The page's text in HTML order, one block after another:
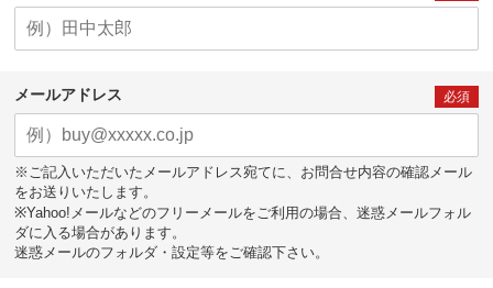
メールアドレス 必須
※ご記入いただいたメールアドレス宛てに、お問合せ内容の確認メール
をお送りいたします。
※Yahoo!メールなどのフリーメールをご利用の場合、迷惑メールフォル
ダに入る場合があります。
迷惑メールのフォルダ・設定等をご確認下さい。